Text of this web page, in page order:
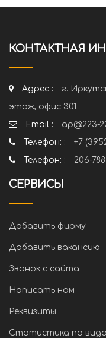
КОНТАКТНАЯ
Адрес :
г.
этаж, офис 301
Email :
ap@223-
Телефон: :
+7
Телефон: :
206-
СЕРВИСЫ
Добавить фирму
Добавить вакансию
Звонок с сайта
Написать нам
Реквизиты
Статистика по